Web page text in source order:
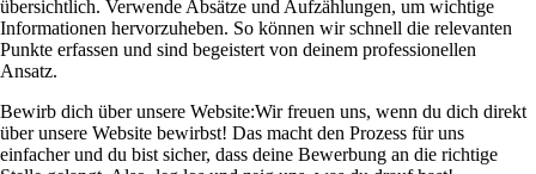
übersichtlich. Verwende Absätze und Aufzählungen, um wichtige
Informationen hervorzuheben. So können wir schnell die relevanten
Punkte erfassen und sind begeistert von deinem professionellen
Ansatz.
Bewirb dich über unsere Website:Wir freuen uns, wenn du dich direkt
über unsere Website bewirbst! Das macht den Prozess für uns
einfacher und du bist sicher, dass deine Bewerbung an die richtige